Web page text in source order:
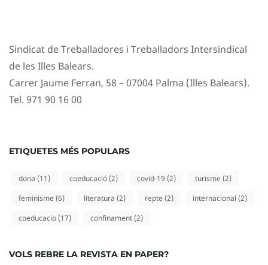
Sindicat de Treballadores i Treballadors Intersindical
de les Illes Balears.
Carrer Jaume Ferran, 58 – 07004 Palma (Illes Balears).
Tel. 971 90 16 00
ETIQUETES MÉS POPULARS
dona (11) coeducació (2) covid-19 (2) turisme (2)
feminisme (6) literatura (2) repte (2) internacional (2)
coeducacio (17) confinament (2)
VOLS REBRE LA REVISTA EN PAPER?